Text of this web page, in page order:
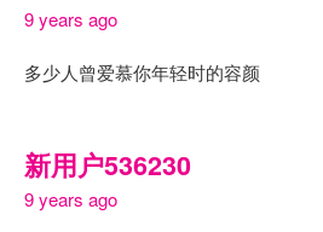
9 years ago
多少人曾爱慕你年轻时的容颜
新用户536230
9 years ago